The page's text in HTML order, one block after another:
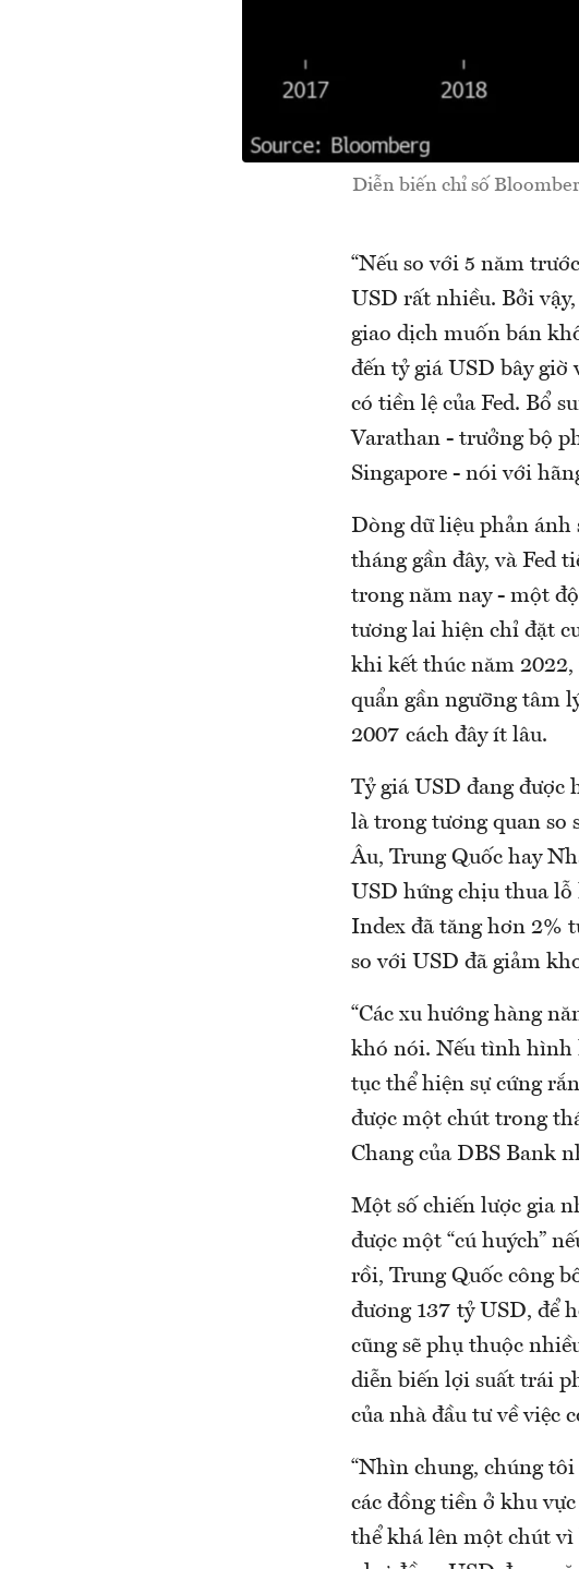
Diễn biến chỉ số
“Nếu so với 5 năm
USD rất nhiều. Bởi
giao dịch muốn bán
đến tỷ giá USD bây
có tiền lệ của Fed. Bổ
Varathan - trưởng bộ
Singapore - nói với
Dòng dữ liệu phản ánh
tháng gần đây, và Fed
trong năm nay - một
tương lai hiện chỉ đặt
khi kết thúc năm
quẩn gần ngưỡng tâm
2007 cách đây ít lâu.
Tỷ giá USD đang được
là trong tương quan so
Âu, Trung Quốc hay
USD hứng chịu thua
Index đã tăng hơn 2%
so với USD đã giảm
“Các xu hướng hàng
khó nói. Nếu tình hình
tục thể hiện sự cứng
được một chút trong
Chang của DBS Bank
Một số chiến lược gia
được một “cú huých”
rồi, Trung Quốc công
đương 137 tỷ USD, để
cũng sẽ phụ thuộc
diễn biến lợi suất trái
của nhà đầu tư về việc
“Nhìn chung, chúng
các đồng tiền ở khu
thể khá lên một chút vì